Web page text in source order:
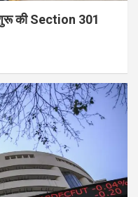
की Section 301